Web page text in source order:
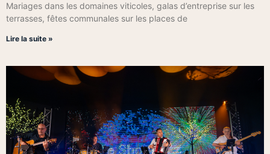
Mariages dans les domaines viticoles, galas d’entreprise sur les
terrasses, fêtes communales sur les places de
Lire la suite »